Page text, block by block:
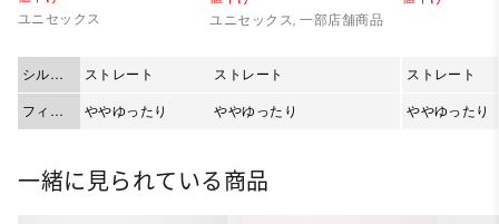
ユニセックス
シルエ
ット
ストレート
フィッ
ト
ややゆったり
ユニセックス, 一部店舗商品
ストレート
ややゆったり
ストレート
ややゆったり
一緒に見られている商品